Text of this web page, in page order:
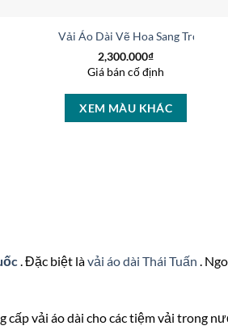
V51027Vải Áo Dài Vẽ Hoa Sang Trọng
2,300.000₫
Giá bán cố định
XEM MÀU KHÁC
. Đặc biệt làvải áo dài Thái Tuấn .
vải áo dài cho các tiệm vải trong